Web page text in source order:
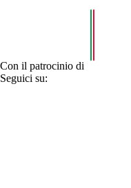
Con il patrocinio di
Seguici su: